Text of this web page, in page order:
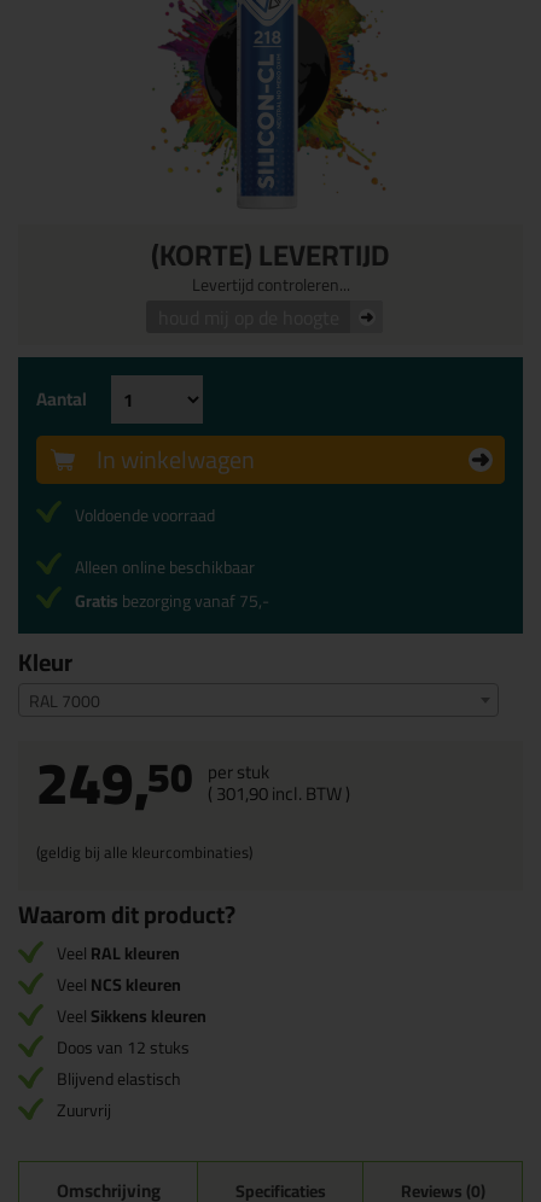
(KORTE) LEVERTIJD
Levertijd controleren...
Kleur
RAL 7000
249,50 per stuk
(301,90incl. BTW )
(geldig bij alle kleurcombinaties)
Aantal
In winkelwagen
Voldoende voorraad
Alleen online beschikbaar
Gratisbezorging vanaf 75,-
Waarom dit product?
VeelRAL kleuren
VeelNCS kleuren
VeelSikkens kleuren
Doos van 12 stuks
Blijvend elastisch
Zuurvrij
Omschrijving Specificaties Reviews (0)